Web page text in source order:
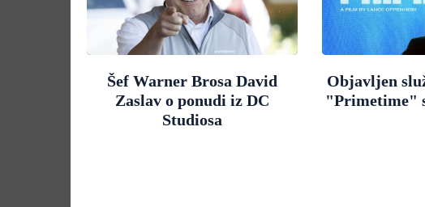
Šef Warner Brosa David
Zaslav o ponudi iz DC
Studiosa
Objavljen
"Primetime"